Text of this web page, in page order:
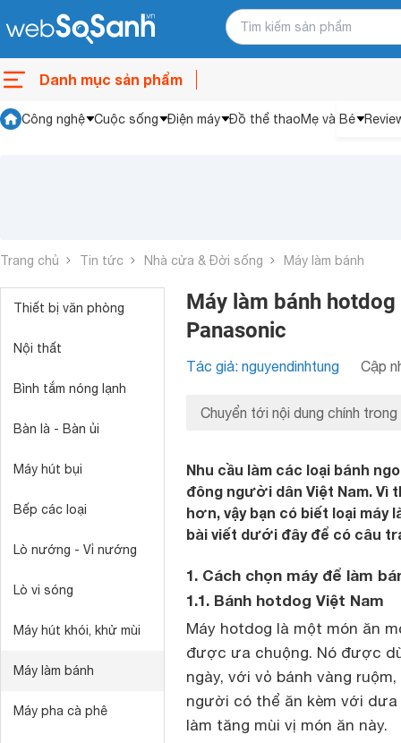
Danh mục sản phẩm
Công nghệ Cuộc sống Điện máy Đồ thể thaoMẹ và Bé
Trang chủ Tin tức Nhà cửa & Đời sống Máy làm bánh
Thiết bị văn phòng
Nội thất
Bình tắm nóng lạnh
Bàn là - Bàn ủi
Máy hút bụi
Bếp các loại
Lò nướng - Vỉ nướng
Lò vi sóng
Máy hút khói, khử mùi
Máy làm bánh
Máy pha cà phê
Máy làm bánh
Panasonic
Tác giả: nguyendinhtung Cập
Chuyển tới nội dung chính trong
Nhu cầu làm các loại bánh
đông người dân Việt Nam. Vì
hơn, vậy bạn có biết loại máy
bài viết dưới đây để có câu
1. Cách chọn máy để làm
1.1. Bánh hotdog Việt Nam
Máy hotdog là một món ăn
được ưa chuộng. Nó được
ngày, với vỏ bánh vàng
người có thể ăn kèm với
làm tăng mùi vị món ăn này.